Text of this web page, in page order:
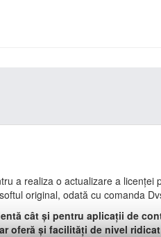
a realiza o actualizare a
original, odată cu comanda
cât și pentru aplicaţii de
oferă și facilități de nivel